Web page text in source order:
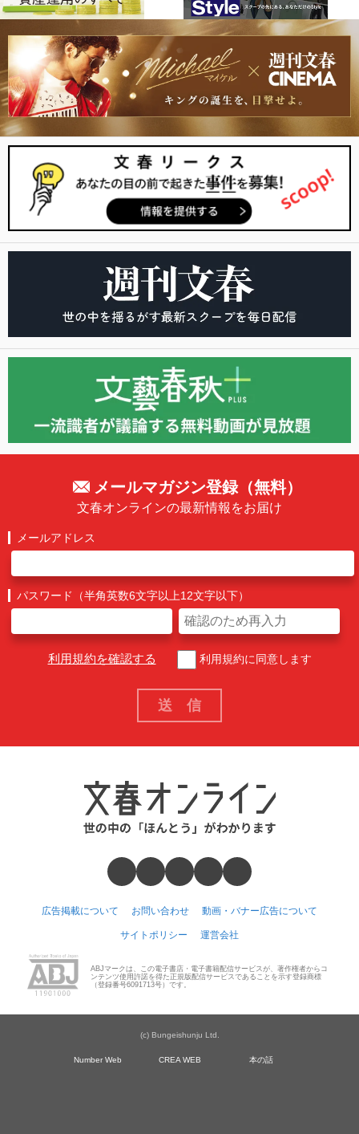
メールマガジン登録（無料）
文春オンラインの最新情報をお届け
メールアドレス
パスワード（半角英数6文字以上12文字以下）
利用規約を確認する 利用規約に同意します
広告掲載について お問い合わせ 動画・バナー広告について
サイトポリシー 運営会社
ABJマークは、この電子書店・電子書籍配信サービスが、著作権者からコ
ンテンツ使用許諾を得た正規版配信サービスであることを示す登録商標
（登録番号6091713号）です。
(c) Bungeishunju Ltd.
Number Web CREA WEB 本の話